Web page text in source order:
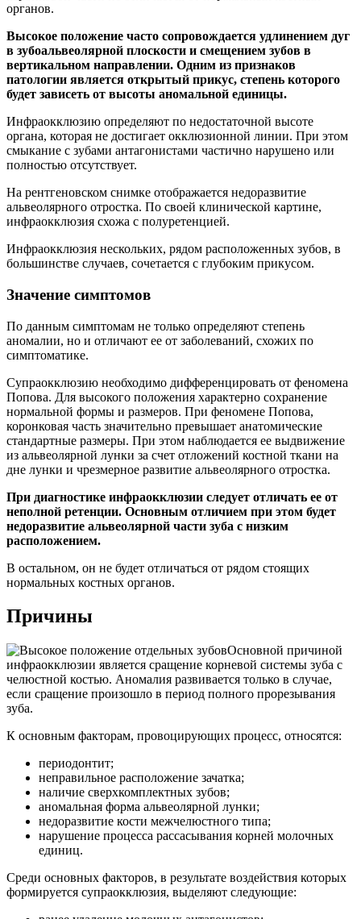
органов.
Высокое положение часто сопровождается удлинением дуг
в зубоальвеолярной плоскости и смещением зубов в
вертикальном направлении. Одним из признаков
патологии является открытый прикус, степень которого
будет зависеть от высоты аномальной единицы.
Инфраокклюзию определяют по недостаточной высоте
органа, которая не достигает окклюзионной линии. При этом
смыкание с зубами антагонистами частично нарушено или
полностью отсутствует.
На рентгеновском снимке отображается недоразвитие
альвеолярного отростка. По своей клинической картине,
инфраокклюзия схожа с полуретенцией.
Инфраокклюзия нескольких, рядом расположенных зубов, в
большинстве случаев, сочетается с глубоким прикусом.
Значение симптомов
По данным симптомам не только определяют степень
аномалии, но и отличают ее от заболеваний, схожих по
симптоматике.
Супраокклюзию необходимо дифференцировать от феномена
Попова. Для высокого положения характерно сохранение
нормальной формы и размеров. При феномене Попова,
коронковая часть значительно превышает анатомические
стандартные размеры. При этом наблюдается ее выдвижение
из альвеолярной лунки за счет отложений костной ткани на
дне лунки и чрезмерное развитие альвеолярного отростка.
При диагностике инфраокклюзии следует отличать ее от
неполной ретенции. Основным отличием при этом будет
недоразвитие альвеолярной части зуба с низким
расположением.
В остальном, он не будет отличаться от рядом стоящих
нормальных костных органов.
Причины
Основной причиной
инфраокклюзии является сращение корневой системы зуба с
челюстной костью. Аномалия развивается только в случае,
если сращение произошло в период полного прорезывания
зуба.
К основным факторам, провоцирующих процесс, относятся:
периодонтит;
неправильное расположение зачатка;
наличие сверхкомплектных зубов;
аномальная форма альвеолярной лунки;
недоразвитие кости межчелюстного типа;
нарушение процесса рассасывания корней молочных
единиц.
Среди основных факторов, в результате воздействия которых
формируется супраокклюзия, выделяют следующие: